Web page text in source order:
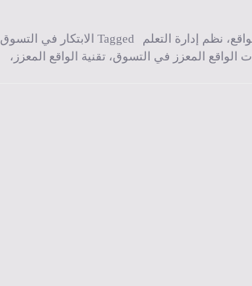
، نظم إدارة التعلم Tagged الابتكار في التسوق
الواقع المعزز في التسوق، تقنية الواقع المعزز ،